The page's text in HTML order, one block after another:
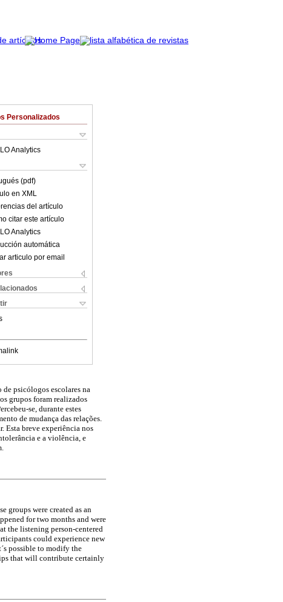
Personalizados
Analytics
(pdf)
en XML
del artículo
citar este artículo
Analytics
automática
articulo por email
psicólogos escolares na
grupos foram realizados
se, durante estes
de mudança das relações.
Esta breve experiência nos
e a violência, e
groups were created as an
for two months and were
the listening person-centered
could experience new
possible to modify the
that will contribute certainly